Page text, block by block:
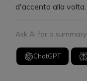
d'accento alla volta.
Ask AI for a summary
ChatGPT